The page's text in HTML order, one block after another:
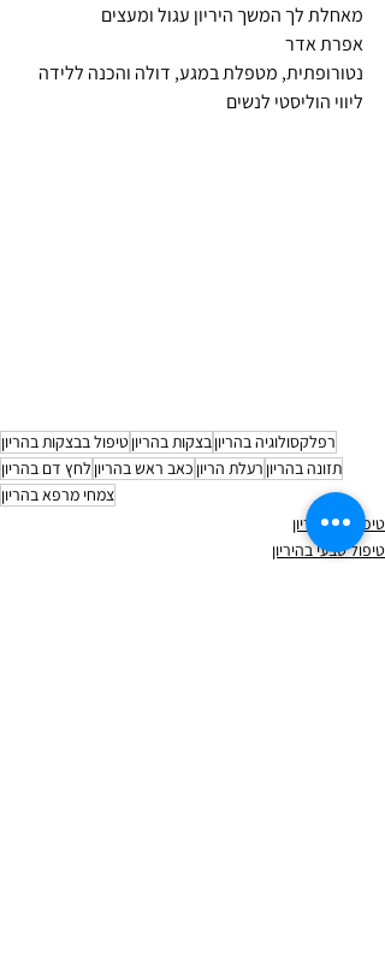
מאחלת לך המשך היריון עגול ומעצים
אפרת אדר
נטורופתית, מטפלת במגע, דולה והכנה ללידה
ליווי הוליסטי לנשים
רפלקסולוגיה בהריוןבצקות בהריוןטיפול בבצקות בהריון
תזונה בהריון רעלת הריון כאב ראש בהריון לחץ דם בהריון
צמחי מרפא בהריון
טיפולים בהיריון
טיפול טבעי בהיריון